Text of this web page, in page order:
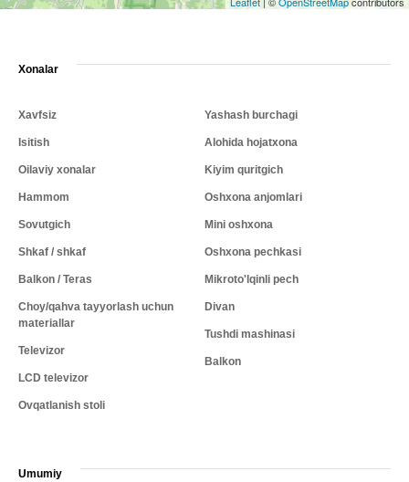
Xonalar
Xavfsiz
Isitish
Oilaviy xonalar
Hammom
Sovutgich
Shkaf / shkaf
Balkon / Teras
Choy/qahva tayyorlash uchun
materiallar
Televizor
LCD televizor
Ovqatlanish stoli
Yashash burchagi
Alohida hojatxona
Kiyim quritgich
Oshxona anjomlari
Mini oshxona
Oshxona pechkasi
Mikroto'lqinli pech
Divan
Tushdi mashinasi
Balkon
Umumiy